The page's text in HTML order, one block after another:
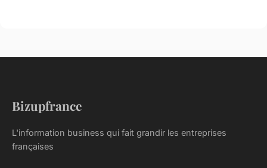
Bizupfrance
L'information business qui fait grandir les entreprises
françaises